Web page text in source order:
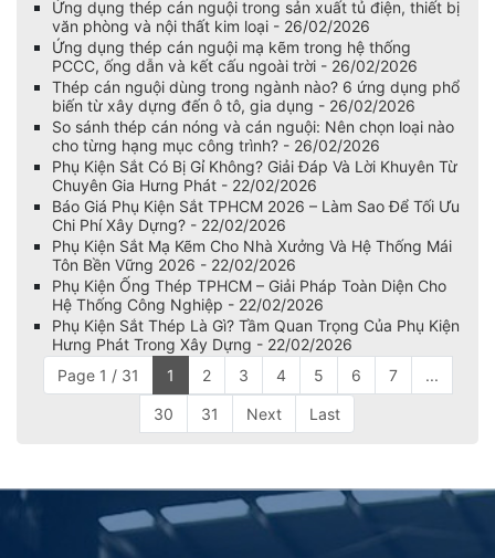
Ứng dụng thép cán nguội trong sản xuất tủ điện, thiết bị
văn phòng và nội thất kim loại - 26/02/2026
Ứng dụng thép cán nguội mạ kẽm trong hệ thống
PCCC, ống dẫn và kết cấu ngoài trời - 26/02/2026
Thép cán nguội dùng trong ngành nào? 6 ứng dụng phổ
biến từ xây dựng đến ô tô, gia dụng - 26/02/2026
So sánh thép cán nóng và cán nguội: Nên chọn loại nào
cho từng hạng mục công trình? - 26/02/2026
Phụ Kiện Sắt Có Bị Gỉ Không? Giải Đáp Và Lời Khuyên Từ
Chuyên Gia Hưng Phát - 22/02/2026
Báo Giá Phụ Kiện Sắt TPHCM 2026 – Làm Sao Để Tối Ưu
Chi Phí Xây Dựng? - 22/02/2026
Phụ Kiện Sắt Mạ Kẽm Cho Nhà Xưởng Và Hệ Thống Mái
Tôn Bền Vững 2026 - 22/02/2026
Phụ Kiện Ống Thép TPHCM – Giải Pháp Toàn Diện Cho
Hệ Thống Công Nghiệp - 22/02/2026
Phụ Kiện Sắt Thép Là Gì? Tầm Quan Trọng Của Phụ Kiện
Hưng Phát Trong Xây Dựng - 22/02/2026
Page 1 / 31
1 2 3 4 5 6 7 ...
30 31 Next Last